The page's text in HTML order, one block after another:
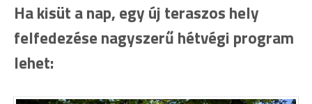
Ha kisüt a nap, egy új teraszos hely
felfedezése nagyszerű hétvégi program
lehet: